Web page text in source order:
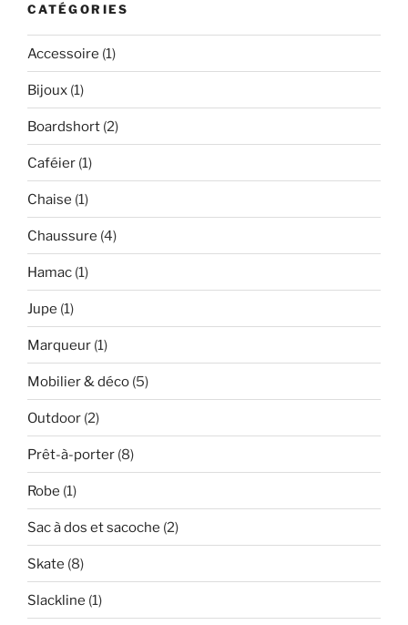
CATÉGORIES
Accessoire (1)
Bijoux (1)
Boardshort (2)
Caféier (1)
Chaise (1)
Chaussure (4)
Hamac (1)
Jupe (1)
Marqueur (1)
Mobilier & déco (5)
Outdoor (2)
Prêt-à-porter (8)
Robe (1)
Sac à dos et sacoche (2)
Skate (8)
Slackline (1)